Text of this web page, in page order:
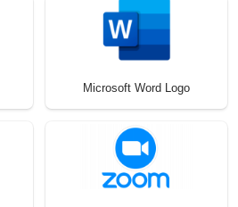
Microsoft Word Logo